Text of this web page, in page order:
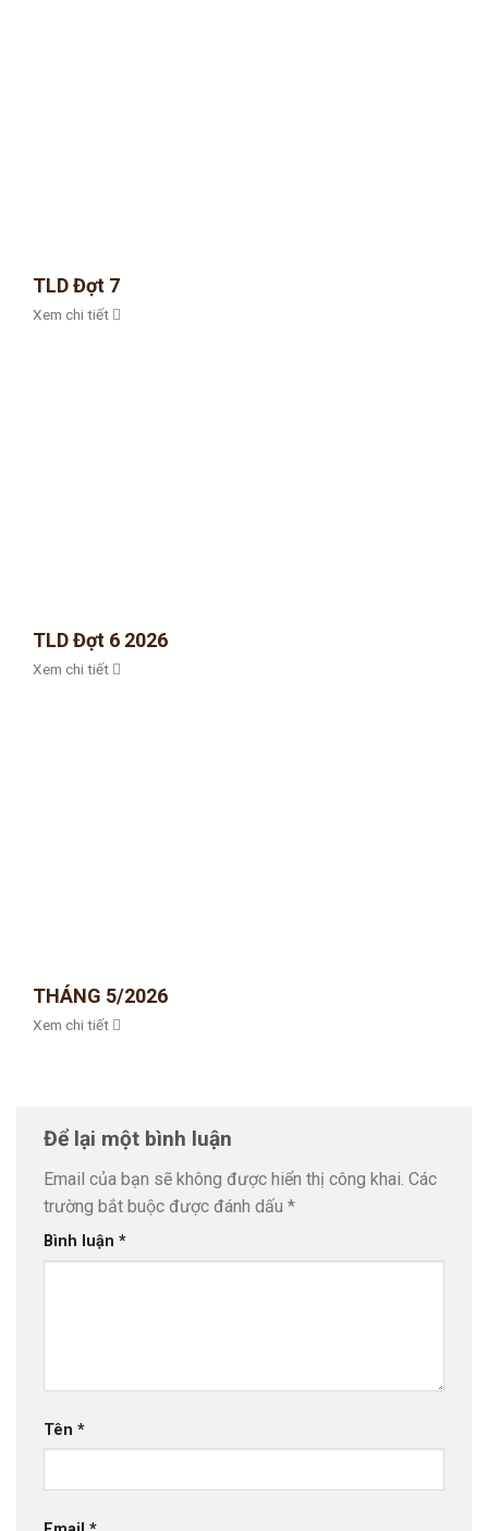
TLD Đợt 7
Xem chi tiết
TLD Đợt 6 2026
Xem chi tiết
THÁNG 5/2026
Xem chi tiết
Để lại một bình luận
Email của bạn sẽ không được hiển thị công khai. Các
trường bắt buộc được đánh dấu *
Bình luận *
Tên *